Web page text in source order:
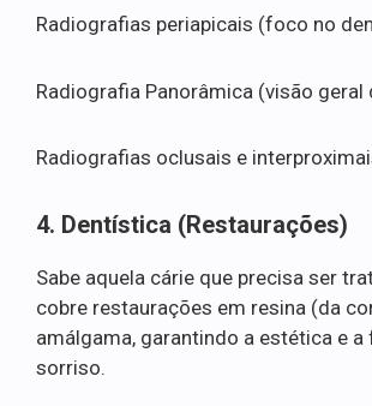
Radiografias periapicais (foco no
Radiografia Panorâmica (visão geral
Radiografias oclusais e
4. Dentística (Restaurações)
Sabe aquela cárie que precisa ser
cobre restaurações em resina (da
amálgama, garantindo a estética e a
sorriso.